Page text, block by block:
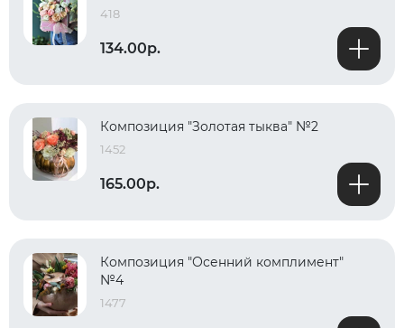
418
134.00р.
Композиция "Золотая тыква" №2
1452
165.00р.
Композиция "Осенний комплимент"
№4
1477